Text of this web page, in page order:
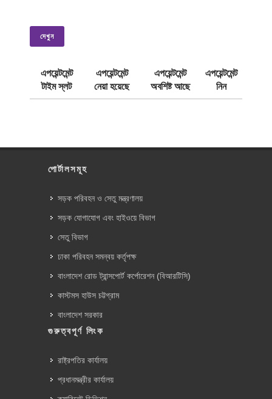
দেখুন
এপয়েন্টমেন্ট
টাইম স্লট
এপয়েন্টমেন্ট
নেয়া হয়েছে
এপয়েন্টমেন্ট
অবশিষ্ট আছে
এপয়েন্টমেন্ট
নিন
পোর্টালসমূহ
সড়ক পরিবহন ও সেতু মন্ত্রণালয়
সড়ক যোগাযোগ এবং হাইওয়ে বিভাগ
সেতু বিভাগ
ঢাকা পরিবহন সমন্বয় কর্তৃপক্ষ
বাংলাদেশ রোড ট্রান্সপোর্ট কর্পোরেশন (বিআরটিসি)
কাস্টমস হাউস চট্টগ্রাম
বাংলাদেশ সরকার
গুরুত্বপূর্ণ লিংক
রাষ্ট্রপতির কার্যালয়
প্রধানমন্ত্রীর কার্যালয়